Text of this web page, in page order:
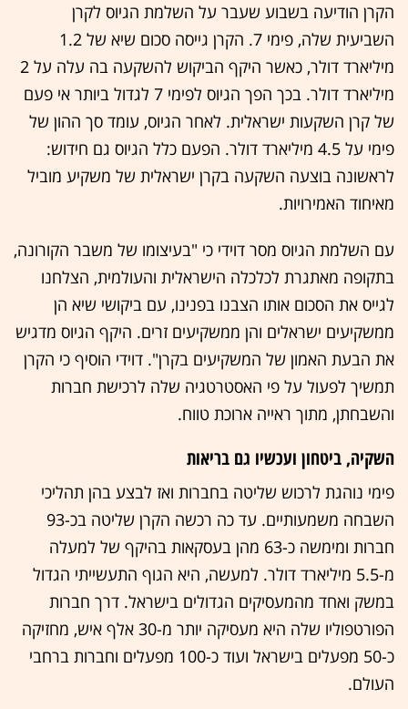
הקרן הודיעה בשבוע שעבר על השלמת הגיוס לקרן
השביעית שלה, פימי 7. הקרן גייסה סכום שיא של 1.2
מיליארד דולר, כאשר היקף הביקוש להשקעה בה עלה על 2
מיליארד דולר. בכך הפך הגיוס לפימי 7 לגדול ביותר אי פעם
של קרן השקעות ישראלית. לאחר הגיוס, עומד סך ההון של
פימי על 4.5 מיליארד דולר. הפעם כלל הגיוס גם חידוש:
לראשונה בוצעה השקעה בקרן ישראלית של משקיע מוביל
מאיחוד האמירויות.
עם השלמת הגיוס מסר דוידי כי "בעיצומו של משבר הקורונה,
בתקופה מאתגרת לכלכלה הישראלית והעולמית, הצלחנו
לגייס את הסכום אותו הצבנו בפנינו, עם ביקושי שיא הן
ממשקיעים ישראלים והן ממשקיעים זרים. היקף הגיוס מדגיש
את הבעת האמון של המשקיעים בקרן". דוידי הוסיף כי הקרן
תמשיך לפעול על פי האסטרטגיה שלה לרכישת חברות
והשבחתן, מתוך ראייה ארוכת טווח.
השקיה, ביטחון ועכשיו גם בריאות
פימי נוהגת לרכוש שליטה בחברות ואז לבצע בהן תהליכי
השבחה משמעותיים. עד כה רכשה הקרן שליטה בכ-93
חברות ומימשה כ-63 מהן בעסקאות בהיקף של למעלה
מ-5.5 מיליארד דולר. למעשה, היא הגוף התעשייתי הגדול
במשק ואחד מהמעסיקים הגדולים בישראל. דרך חברות
הפורטפוליו שלה היא מעסיקה יותר מ-30 אלף איש, מחזיקה
כ-50 מפעלים בישראל ועוד כ-100 מפעלים וחברות ברחבי
העולם.